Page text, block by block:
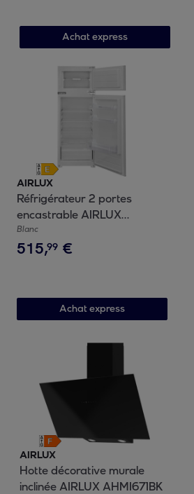
Achat express
AIRLUX
Réfrigérateur 2 portes
encastrable AIRLUX
ARI200DA 145cm
Blanc
515,99 €
Achat express
AIRLUX
Hotte décorative murale
inclinée AIRLUX AHMI671BK